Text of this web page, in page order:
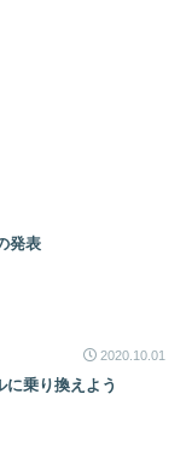
発表
2020.10.01
に乗り換えよう